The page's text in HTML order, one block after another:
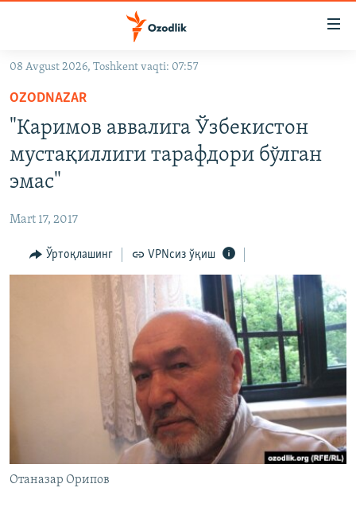
Асосий
навигацияга
ўтинг
Қидиришга
ўтинг
OZODVIDEO
OZODARXIV
На русском
ИЖТИМОИЙ ТАРМОҚЛАР
Озодлик бошқа тилларда
08 Avgust 2026, Toshkent vaqti: 07:57
OZODNAZAR
"Каримов аввалига Ўзбекистон
мустақиллиги тарафдори бўлган
эмас"
Mart 17, 2017
Ўртоқлашинг VPNсиз ўқиш
Отаназар Орипов